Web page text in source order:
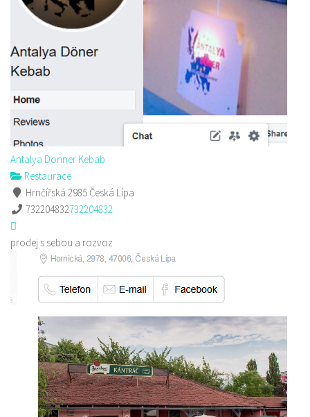
Antalya Donner Kebab
Restaurace
Hrnčířská 2985 Česká Lípa
732204832732204832
prodej s sebou a rozvoz